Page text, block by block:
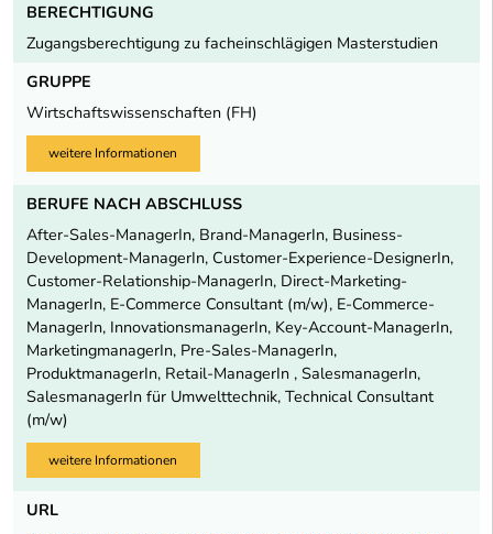
BERECHTIGUNG
Zugangsberechtigung zu facheinschlägigen Masterstudien
GRUPPE
Wirtschaftswissenschaften (FH)
weitere Informationen
BERUFE NACH ABSCHLUSS
After-Sales-ManagerIn, Brand-ManagerIn, Business-
Development-ManagerIn, Customer-Experience-DesignerIn,
Customer-Relationship-ManagerIn, Direct-Marketing-
ManagerIn, E-Commerce Consultant (m/w), E-Commerce-
ManagerIn, InnovationsmanagerIn, Key-Account-ManagerIn,
MarketingmanagerIn, Pre-Sales-ManagerIn,
ProduktmanagerIn, Retail-ManagerIn , SalesmanagerIn,
SalesmanagerIn für Umwelttechnik, Technical Consultant
(m/w)
weitere Informationen
URL